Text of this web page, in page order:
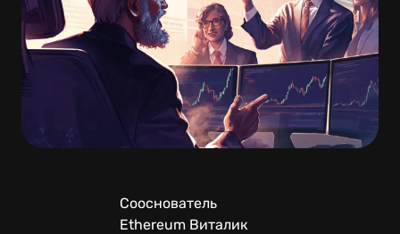
Сооснователь
Ethereum Виталик